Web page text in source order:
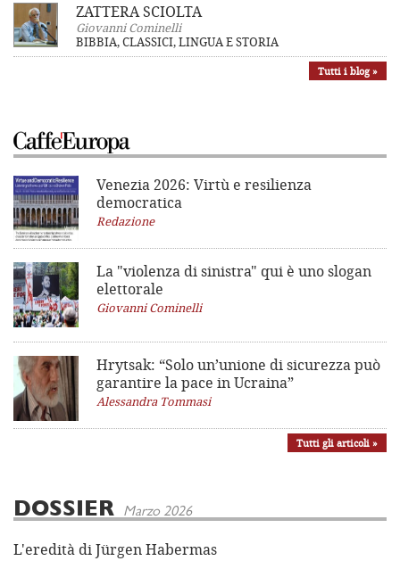
ZATTERA SCIOLTA
Giovanni Cominelli
BIBBIA, CLASSICI, LINGUA E STORIA
Tutti i blog »
Venezia 2026: Virtù e resilienza
democratica
Redazione
La "violenza di sinistra" qui è uno slogan
elettorale
Giovanni Cominelli
Hrytsak: “Solo un’unione di sicurezza può
garantire la pace in Ucraina”
Alessandra Tommasi
Tutti gli articoli »
DOSSIER Marzo 2026
L'eredità di Jürgen Habermas